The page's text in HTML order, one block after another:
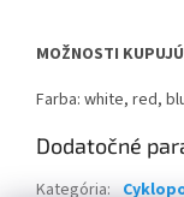
MOŽNOSTI
Farba: white, red,
Dodatočné
Kategória: